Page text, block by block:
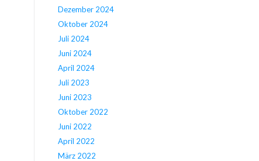
Dezember 2024
Oktober 2024
Juli 2024
Juni 2024
April 2024
Juli 2023
Juni 2023
Oktober 2022
Juni 2022
April 2022
März 2022